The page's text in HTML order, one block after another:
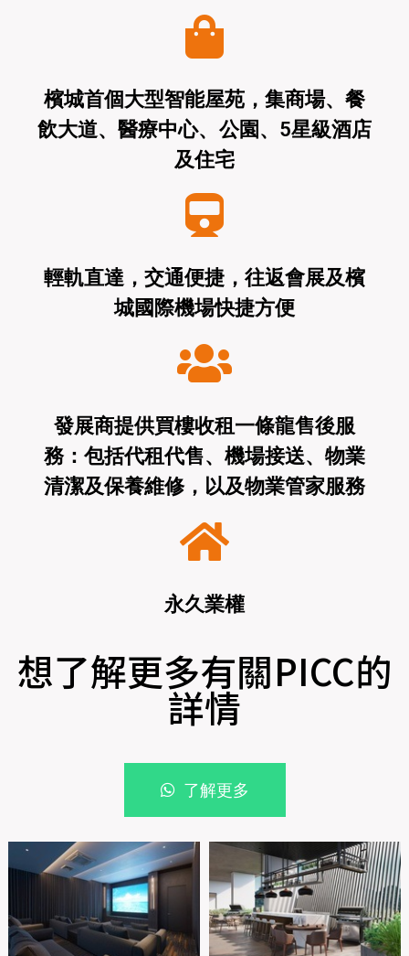
檳城首個大型智能屋苑，集商場、餐
飲大道、醫療中心、公園、5星級酒店
及住宅
輕軌直達，交通便捷，往返會展及檳
城國際機場快捷方便
發展商提供買樓收租一條龍售後服
務：包括代租代售、機場接送、物業
清潔及保養維修，以及物業管家服務
永久業權
想了解更多有關PICC的
詳情
了解更多